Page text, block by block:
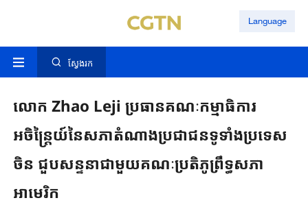
Language
ស្វែងរក
លោក Zhao Leji ប្រធានគណៈកម្មាធិការ
អចិន្ត្រៃយ៍នៃសភាតំណាងប្រជាជនទូទាំងប្រទេស​
ចិន ជួបសន្ទនាជាមួយគណៈប្រតិភូព្រឹទ្ធសភា
អាមេរិក